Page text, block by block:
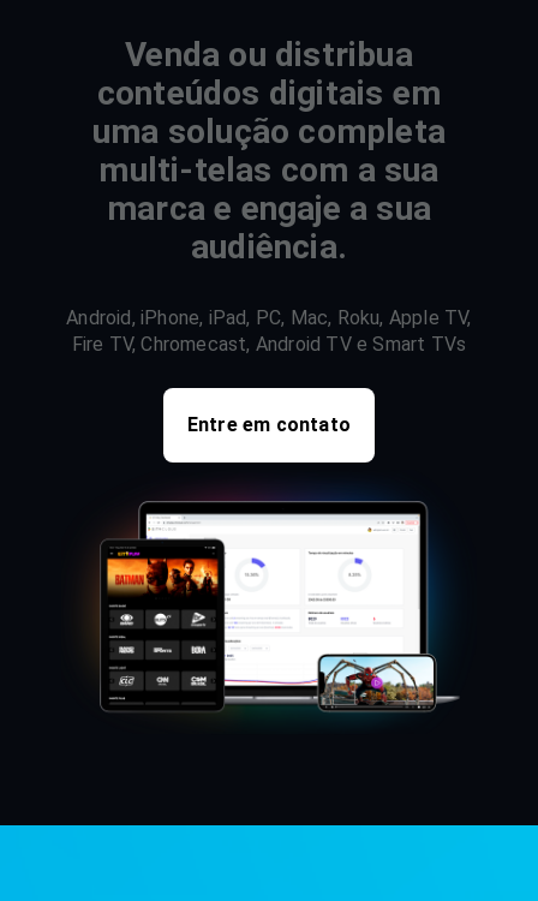
Venda ou distribua
conteúdos digitais em
uma solução completa
multi-telas com a sua
marca e engaje a sua
audiência.
Android, iPhone, iPad, PC, Mac, Roku, Apple TV,
Fire TV, Chromecast, Android TV e Smart TVs
Entre em contato